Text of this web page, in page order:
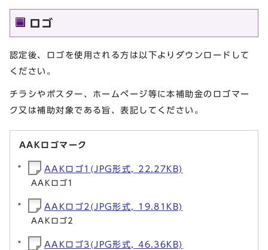
ロゴ
認定後、ロゴを使用される方は以下よりダウンロードして
ください。
チラシやポスター、ホームページ等に本補助金のロゴマー
ク又は補助対象である旨、表記してください。
AAKロゴマーク
AAKロゴ1(JPG形式, 22.27KB)
AAKロゴ1
AAKロゴ2(JPG形式, 19.81KB)
AAKロゴ2
AAKロゴ3(JPG形式, 46.36KB)